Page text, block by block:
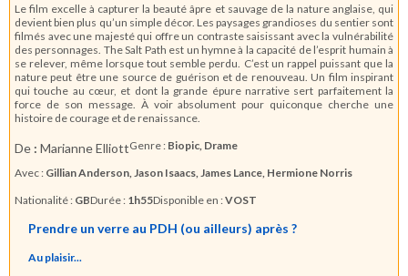
Le film excelle à capturer la beauté âpre et sauvage de la nature anglaise, qui
devient bien plus qu’un simple décor. Les paysages grandioses du sentier sont
filmés avec une majesté qui offre un contraste saisissant avec la vulnérabilité
des personnages. The Salt Path est un hymne à la capacité de l’esprit humain à
se relever, même lorsque tout semble perdu. C’est un rappel puissant que la
nature peut être une source de guérison et de renouveau. Un film inspirant
qui touche au cœur, et dont la grande épure narrative sert parfaitement la
force de son message. À voir absolument pour quiconque cherche une
histoire de courage et de renaissance.
De : Marianne ElliottGenre : Biopic, Drame
Avec : Gillian Anderson, Jason Isaacs, James Lance, Hermione Norris
Nationalité : GBDurée : 1h55Disponible en :VOST
Prendre un verre au PDH (ou ailleurs) après ?
Au plaisir...